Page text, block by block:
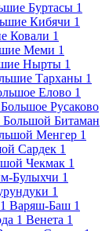
Буртасы 1
Кибячи 1
Ковали 1
Меми 1
Нырты 1
Тарханы 1
Елово 1
Большое Русаково
Большой Битаман
Менгер 1
Сардек 1
Чекмак 1
Булыхчи 1
1
1 Варяш-Баш 1
1 Венета 1